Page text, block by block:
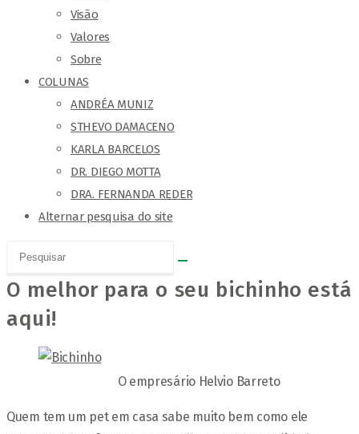
Visão
Valores
Sobre
COLUNAS
ANDRÉA MUNIZ
STHEVO DAMACENO
KARLA BARCELOS
DR. DIEGO MOTTA
DRA. FERNANDA REDER
Alternar pesquisa do site
O melhor para o seu bichinho está
aqui!
O empresário Helvio Barreto
Quem tem um pet em casa sabe muito bem como ele